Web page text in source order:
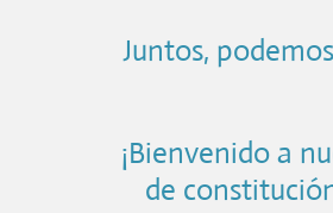
Juntos,
¡Bienvenido a
de